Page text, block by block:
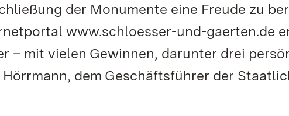
der Monumente eine Freude zu
www.schloesser-und-gaerten.de
– mit vielen Gewinnen, darunter drei
dem Geschäftsführer der